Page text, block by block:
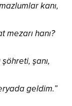
kanı,
mezarı hanı?
şanı,
geldim.”